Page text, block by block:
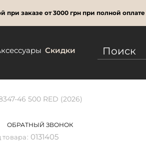
при заказе от 3000 грн при полной
Скидки
46 500 RED (2026)
ОБРАТНЫЙ ЗВОНОК
товара: 0131405